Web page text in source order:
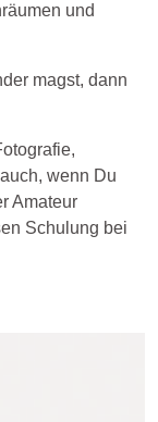
und
magst, dann
wenn Du
Amateur
Schulung bei